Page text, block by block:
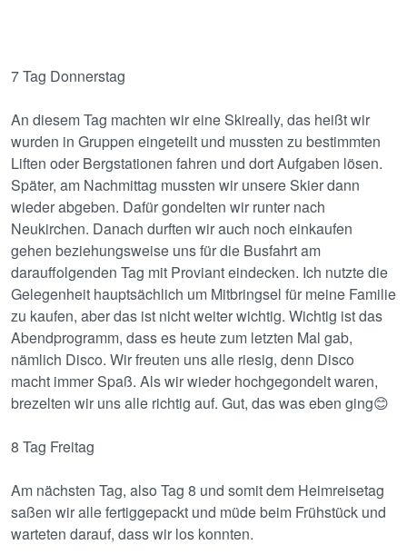
7 Tag Donnerstag
An diesem Tag machten wir eine Skireally, das heißt wir
wurden in Gruppen eingeteilt und mussten zu bestimmten
Liften oder Bergstationen fahren und dort Aufgaben lösen.
Später, am Nachmittag mussten wir unsere Skier dann
wieder abgeben. Dafür gondelten wir runter nach
Neukirchen. Danach durften wir auch noch einkaufen
gehen beziehungsweise uns für die Busfahrt am
darauffolgenden Tag mit Proviant eindecken. Ich nutzte die
Gelegenheit hauptsächlich um Mitbringsel für meine Familie
zu kaufen, aber das ist nicht weiter wichtig. Wichtig ist das
Abendprogramm, dass es heute zum letzten Mal gab,
nämlich Disco. Wir freuten uns alle riesig, denn Disco
macht immer Spaß. Als wir wieder hochgegondelt waren,
brezelten wir uns alle richtig auf. Gut, das was eben ging😊
8 Tag Freitag
Am nächsten Tag, also Tag 8 und somit dem Heimreisetag
saßen wir alle fertiggepackt und müde beim Frühstück und
warteten darauf, dass wir los konnten.